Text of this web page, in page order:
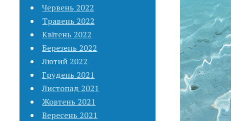
Червень 2022
Травень 2022
Квітень 2022
Березень 2022
Лютий 2022
Грудень 2021
Листопад 2021
Жовтень 2021
Вересень 2021